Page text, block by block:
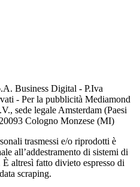
Business Digital - P.Iva
- Per la pubblicità Mediamond
sede legale Amsterdam (Paesi
Cologno Monzese (MI)
trasmessi e/o riprodotti è
all’addestramento di sistemi di
altresì fatto divieto espresso di
scraping.